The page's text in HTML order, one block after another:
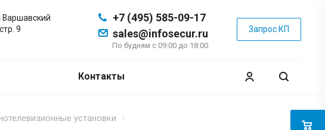
+7 (495) 585-09-17
sales@infosecur.ru
По будням с 09:00 до 18:00
Запрос КП
Варшавский
9
Контакты
установки